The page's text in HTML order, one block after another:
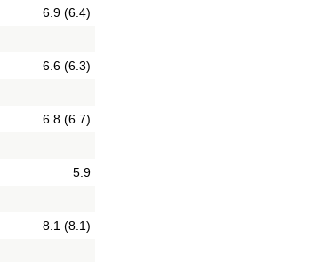
6.9 (6.4)
6.6 (6.3)
6.8 (6.7)
5.9
8.1 (8.1)